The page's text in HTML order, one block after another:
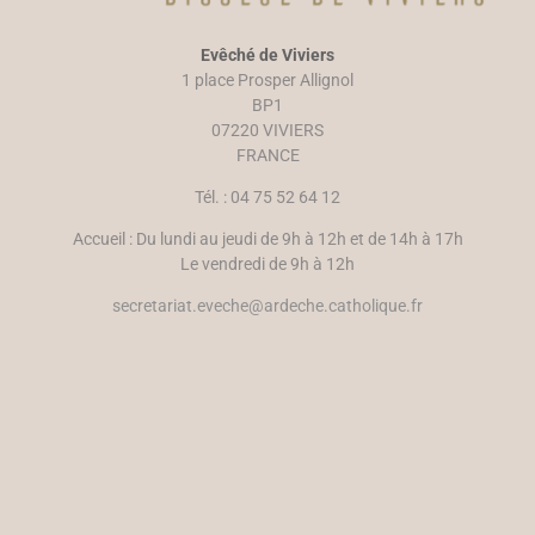
Evêché de Viviers
1 place Prosper Allignol
BP1
07220 VIVIERS
FRANCE
Tél. : 04 75 52 64 12
Accueil : Du lundi au jeudi de 9h à 12h et de 14h à 17h
Le vendredi de 9h à 12h
secretariat.eveche@ardeche.catholique.fr